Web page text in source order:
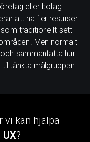
eller bolag
att ha fler resurser
traditionellt sett
Men normalt
sammanfatta hur
målgruppen.
vi kan hjälpa
UX?